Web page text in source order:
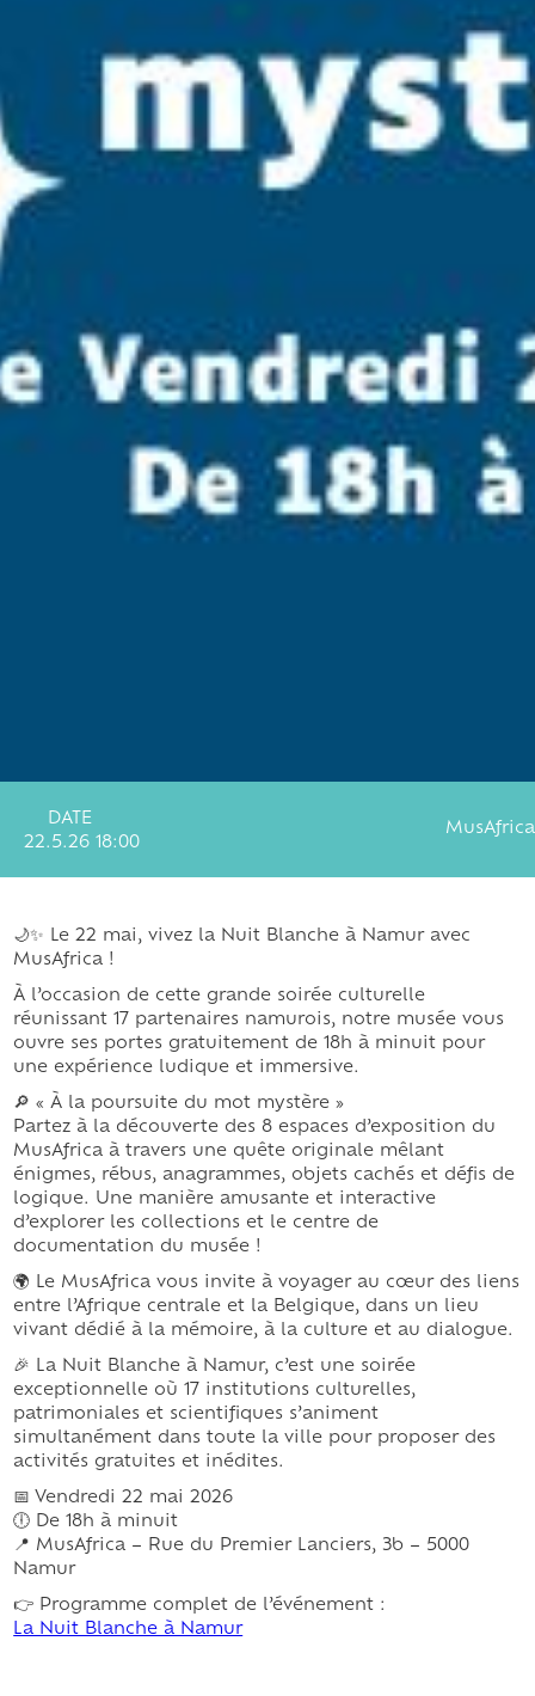
DATE
22.5.26 18:00
MusAfrica
🌙✨ Le 22 mai, vivez la Nuit Blanche à Namur avec
MusAfrica !
À l’occasion de cette grande soirée culturelle
réunissant 17 partenaires namurois, notre musée vous
ouvre ses portes gratuitement de 18h à minuit pour
une expérience ludique et immersive.
🔎 « À la poursuite du mot mystère »
Partez à la découverte des 8 espaces d’exposition du
MusAfrica à travers une quête originale mêlant
énigmes, rébus, anagrammes, objets cachés et défis de
logique. Une manière amusante et interactive
d’explorer les collections et le centre de
documentation du musée !
🌍 Le MusAfrica vous invite à voyager au cœur des liens
entre l’Afrique centrale et la Belgique, dans un lieu
vivant dédié à la mémoire, à la culture et au dialogue.
🎉 La Nuit Blanche à Namur, c’est une soirée
exceptionnelle où 17 institutions culturelles,
patrimoniales et scientifiques s’animent
simultanément dans toute la ville pour proposer des
activités gratuites et inédites.
📅 Vendredi 22 mai 2026
🕕 De 18h à minuit
📍 MusAfrica – Rue du Premier Lanciers, 3b – 5000
Namur
👉 Programme complet de l’événement :
La Nuit Blanche à Namur